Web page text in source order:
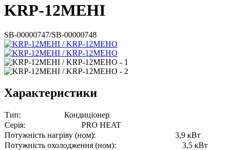
KRP-12MEHI
SB-00000747/SB-00000748
Характеристики
Тип:
Кондиціонер
Серія:
PRO HEAT
Потужність нагріву (ном):
3,9 кВт
Потужність охолодження (ном):
3,5 кВт